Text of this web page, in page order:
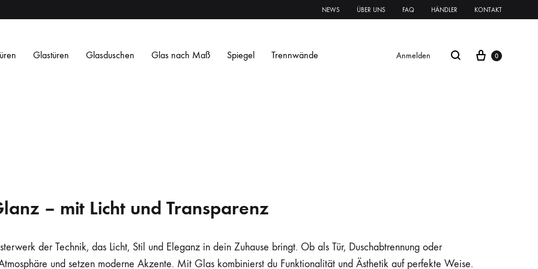
NEWS ÜBER UNS FAQ HÄNDLER KONTAKT
Glastüren Glasduschen Glas nach Maß
Satiniertes ESG Satin Weiß ESG Getöntes ESG Ornament ESG
Spiegel Trennwände Anmelden 0
– mit Licht und Transparenz
der Technik, das Licht, Stil und Eleganz in dein Zuhause bringt. Ob als Tür, Duschabtrennung oder
und setzen moderne Akzente. Mit Glas kombinierst du Funktionalität und Ästhetik auf perfekte Weise.